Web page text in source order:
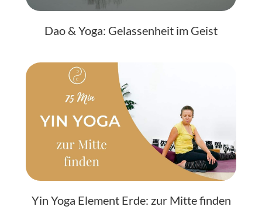
Dao & Yoga: Gelassenheit im Geist
Yin Yoga Element Erde: zur Mitte finden